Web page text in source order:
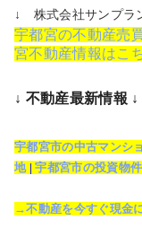
↓ 株式会社サンプ
宇都宮の不動産売
宮不動産情報はこ
↓ 不動産最新情報 ↓
宇都宮市の中古マンシ
地|宇都宮市の投資物件
→不動産を今すぐ現金